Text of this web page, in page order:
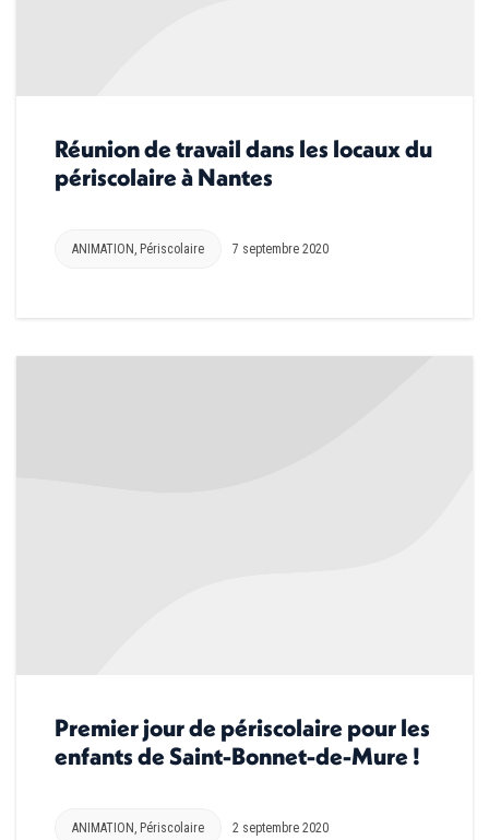
Réunion de travail dans les locaux du
périscolaire à Nantes
ANIMATION Périscolaire 7 septembre 2020
Premier jour de périscolaire pour les
enfants de Saint-Bonnet-de-Mure !
ANIMATION , Périscolaire 2 septembre 2020